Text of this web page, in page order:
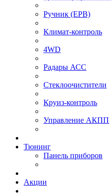
⁠Ручник (EPB)
Климат-контроль
4WD
Радары АСС
Стеклоочистители
Круиз-контроль
Управление АКПП
Тюнинг
Панель приборов
Акции